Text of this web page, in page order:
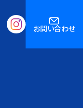
お問い合わせ